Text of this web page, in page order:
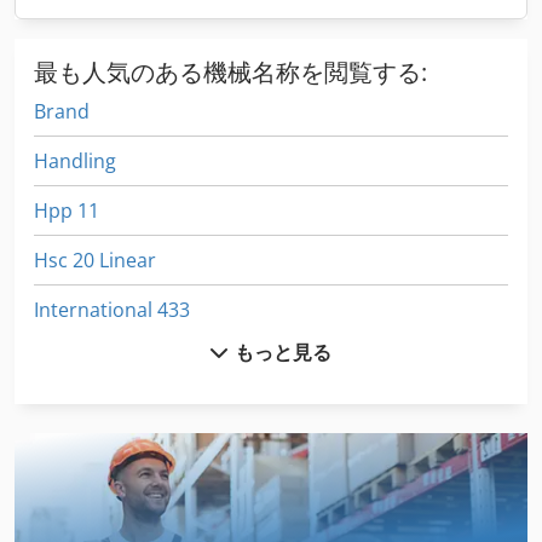
最も人気のある機械名称を閲覧する:
Brand
Handling
Hpp 11
Hsc 20 Linear
International 433
Ls 703
Meh 5 2 1 8 B
もっと見る